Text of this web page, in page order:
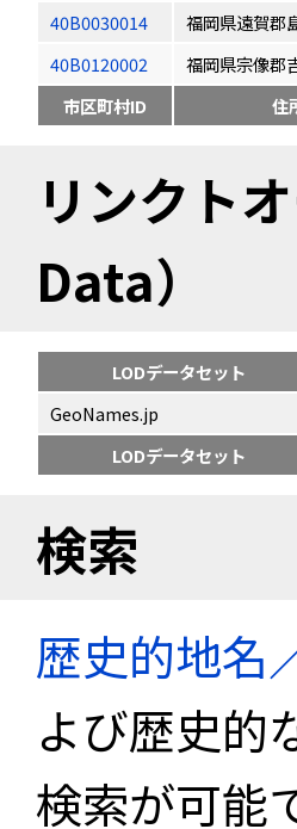
40B0030014
福岡県遠賀郡
40B0120002
福岡県宗像郡
市区町村ID
住
リンクト
Data）
LODデータセット
GeoNames.jp
LODデータセット
検索
歴史的地名
よび歴史的
検索が可能